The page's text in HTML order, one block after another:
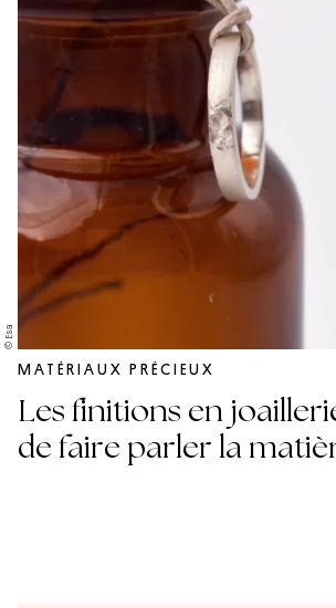
© Esa
MATÉRIAUX PRÉCIEUX
Les finitions en
de faire parler la